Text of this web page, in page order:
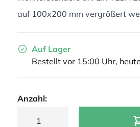
auf 100x200 mm vergrößert
Auf Lager
Bestellt vor 15:00 Uhr,
Anzahl: